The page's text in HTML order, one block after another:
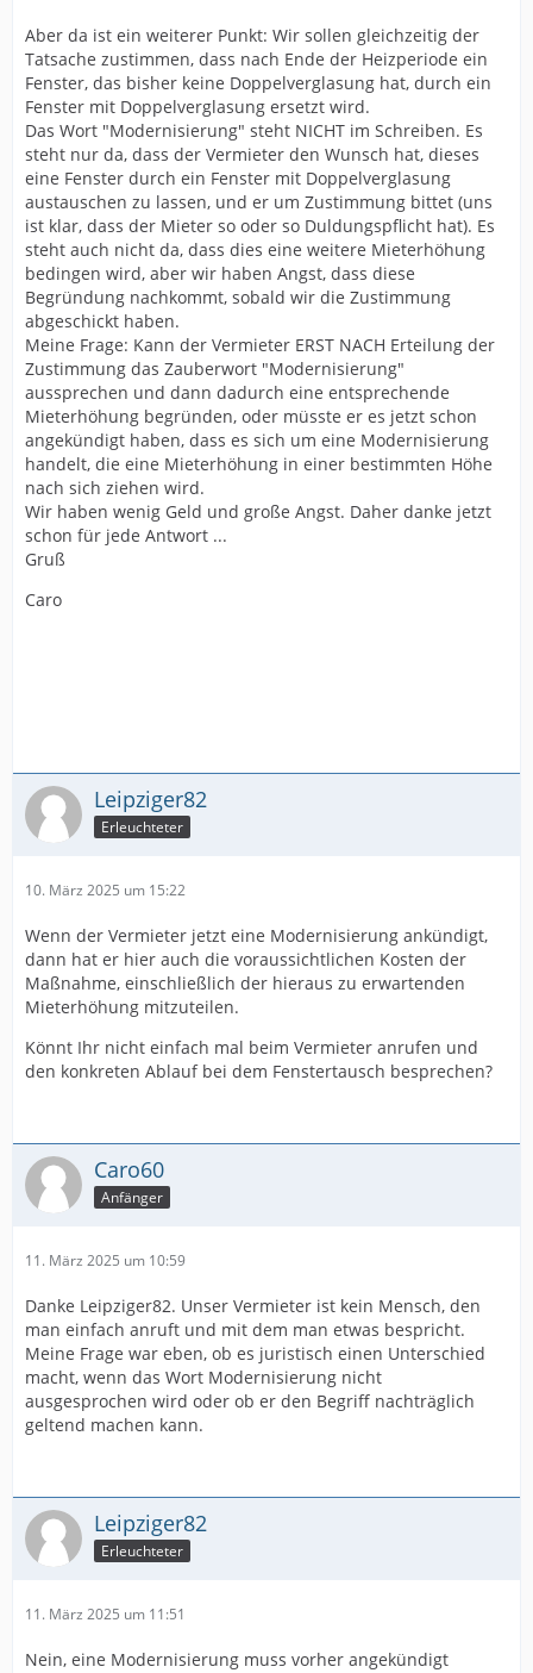
Aber da ist ein weiterer Punkt: Wir sollen gleichzeitig der
Tatsache zustimmen, dass nach Ende der Heizperiode ein
Fenster, das bisher keine Doppelverglasung hat, durch ein
Fenster mit Doppelverglasung ersetzt wird.
Das Wort "Modernisierung" steht NICHT im Schreiben. Es
steht nur da, dass der Vermieter den Wunsch hat, dieses
eine Fenster durch ein Fenster mit Doppelverglasung
austauschen zu lassen, und er um Zustimmung bittet (uns
ist klar, dass der Mieter so oder so Duldungspflicht hat). Es
steht auch nicht da, dass dies eine weitere Mieterhöhung
bedingen wird, aber wir haben Angst, dass diese
Begründung nachkommt, sobald wir die Zustimmung
abgeschickt haben.
Meine Frage: Kann der Vermieter ERST NACH Erteilung der
Zustimmung das Zauberwort "Modernisierung"
aussprechen und dann dadurch eine entsprechende
Mieterhöhung begründen, oder müsste er es jetzt schon
angekündigt haben, dass es sich um eine Modernisierung
handelt, die eine Mieterhöhung in einer bestimmten Höhe
nach sich ziehen wird.
Wir haben wenig Geld und große Angst. Daher danke jetzt
schon für jede Antwort ...
Gruß
Caro
Leipziger82
Erleuchteter
10. März 2025 um 15:22
Wenn der Vermieter jetzt eine Modernisierung ankündigt,
dann hat er hier auch die voraussichtlichen Kosten der
Maßnahme, einschließlich der hieraus zu erwartenden
Mieterhöhung mitzuteilen.
Könnt Ihr nicht einfach mal beim Vermieter anrufen und
den konkreten Ablauf bei dem Fenstertausch besprechen?
Caro60
Anfänger
11. März 2025 um 10:59
Danke Leipziger82. Unser Vermieter ist kein Mensch, den
man einfach anruft und mit dem man etwas bespricht.
Meine Frage war eben, ob es juristisch einen Unterschied
macht, wenn das Wort Modernisierung nicht
ausgesprochen wird oder ob er den Begriff nachträglich
geltend machen kann.
Leipziger82
Erleuchteter
11. März 2025 um 11:51
Nein, eine Modernisierung muss vorher angekündigt